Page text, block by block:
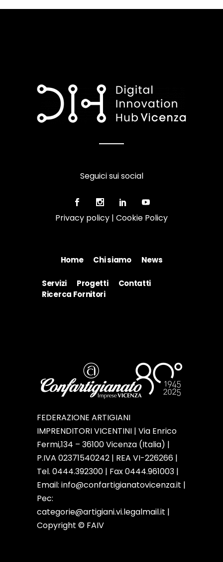
Home Chi siamo News
Seguici sui social
Privacy policy | Cookie Policy
Servizi Progetti
Contatti
Ricerca Fornitori
FEDERAZIONE ARTIGIANI
IMPRENDITORI VICENTINI | Via Enrico
Fermi,134 – 36100 Vicenza (Italia) |
P.IVA 02371540242 | REA VI-226266 |
Tel. 0444.392300 | Fax 0444.961003 |
Email: info@confartigianatovicenza.it |
Pec:
categorie@artigiani.vi.legalmail.it |
Copyright © FAIV